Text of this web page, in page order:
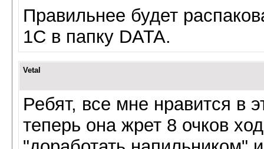
Правильнее будет
1С в папку DATA.
Vetal
Ребят, все мне нравится
теперь она жрет 8 очков